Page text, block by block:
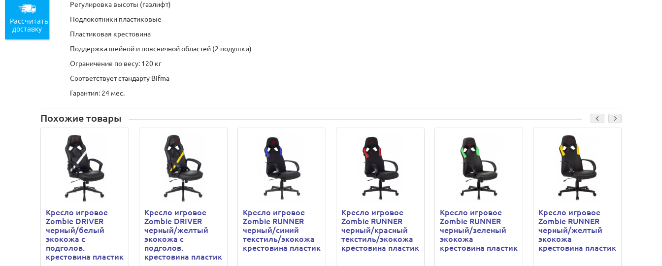
Регулировка высоты (газлифт)
Подлокотники пластиковые
Пластиковая крестовина
Поддержка шейной и поясничной областей (2 подушки)
Ограничение по весу: 120 кг
Соответствует стандарту Bifma
Гарантия: 24 мес.
Похожие товары
Кресло игровое
Zombie DRIVER
черный/белый
экокожа с
подголов.
крестовина пластик
Кресло игровое
Zombie DRIVER
черный/желтый
экокожа с
подголов.
крестовина пластик
Кресло игровое
Zombie RUNNER
черный/синий
текстиль/экокожа
крестовина пластик
Кресло игровое
Zombie RUNNER
черный/красный
текстиль/экокожа
крестовина пластик
Кресло игровое
Zombie RUNNER
черный/зеленый
экокожа
крестовина пластик
Кресло игровое
Zombie RUNNER
черный/желтый
экокожа
крестовина пластик
Рассчитать
доставку